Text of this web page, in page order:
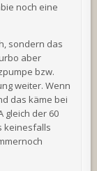
noch eine
sondern das
aber
bzw.
weiter. Wenn
das käme bei
gleich der 60
keinesfalls